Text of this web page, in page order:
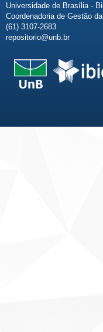
Universidade de Brasília -
Coordenadoria de Gestão
(61) 3107-2683
repositorio@unb.br